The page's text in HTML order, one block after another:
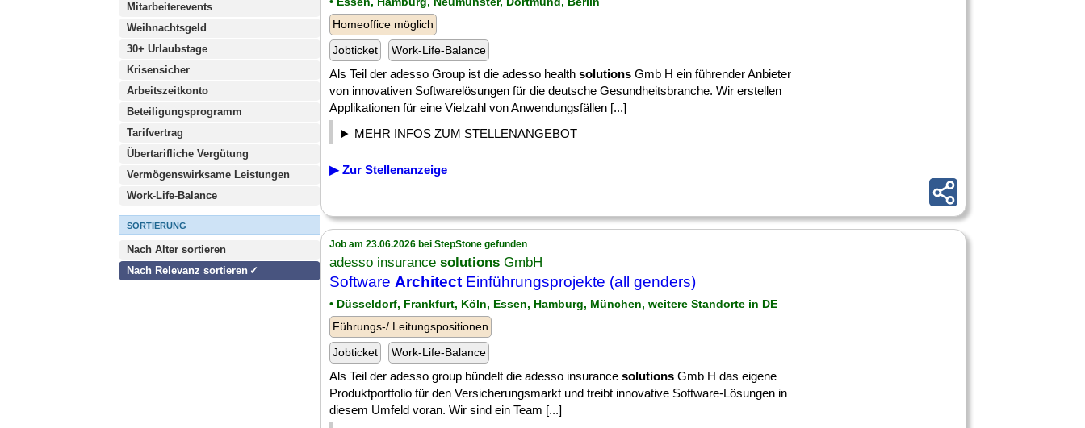
Mitarbeiterevents
Weihnachtsgeld
30+ Urlaubstage
Krisensicher
Arbeitszeitkonto
Beteiligungsprogramm
Tarifvertrag
Übertarifliche Vergütung
Vermögenswirksame Leistungen
Work-Life-Balance
SORTIERUNG
Nach Alter sortieren
Nach Relevanz sortieren
Homeoffice möglich
Jobticket
Work-Life-Balance
Als Teil der adesso Group ist die adesso health solutions Gmb H ein führender Anbieter
von innovativen Softwarelösungen für die deutsche Gesundheitsbranche. Wir erstellen
Applikationen für eine Vielzahl von Anwendungsfällen [...]
MEHR INFOS ZUM STELLENANGEBOT
▶ Zur Stellenanzeige
Job am 23.06.2026 bei StepStone gefunden
adesso insurance solutions GmbH
Software Architect Einführungsprojekte (all genders)
• Düsseldorf, Frankfurt, Köln, Essen, Hamburg, München, weitere Standorte in DE
Führungs-/ Leitungspositionen
Jobticket
Work-Life-Balance
Als Teil der adesso group bündelt die adesso insurance solutions Gmb H das eigene
Produktportfolio für den Versicherungsmarkt und treibt innovative Software-Lösungen in
diesem Umfeld voran. Wir sind ein Team [...]